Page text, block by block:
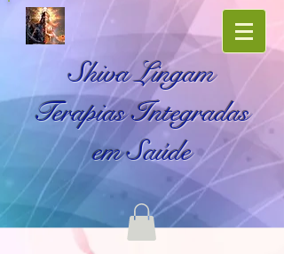
Shiva Lingam
Terapias Integradas
em Saúde